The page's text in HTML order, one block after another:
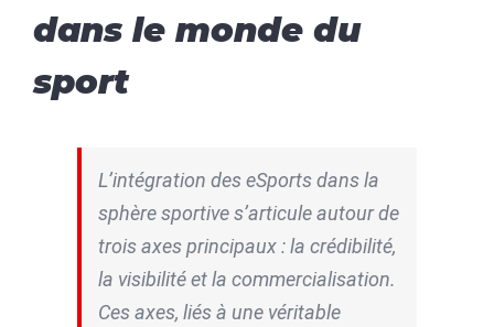
dans le monde du
sport
L’intégration des eSports dans la
sphère sportive s’articule autour de
trois axes principaux : la crédibilité,
la visibilité et la commercialisation.
Ces axes, liés à une véritable